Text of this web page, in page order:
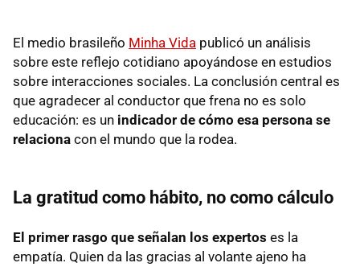
El medio brasileño Minha Vida publicó un análisis
sobre este reflejo cotidiano apoyándose en estudios
sobre interacciones sociales. La conclusión central es
que agradecer al conductor que frena no es solo
educación: es un indicador de cómo esa persona se
relaciona con el mundo que la rodea.
La gratitud como hábito, no como cálculo
El primer rasgo que señalan los expertos es la
empatía. Quien da las gracias al volante ajeno ha